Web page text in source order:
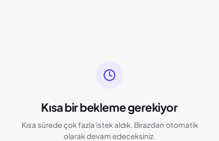
Kısa bir bekleme gerekiyor
Kısa sürede çok fazla istek aldık. Birazdan otomatik
olarak devam edeceksiniz.